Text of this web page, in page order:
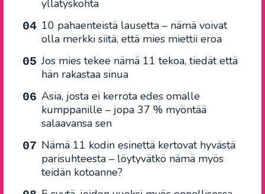
yllätyskohta
10 pahaenteistä lausetta – nämä voivat
olla merkki siitä, että mies miettii eroa
Jos mies tekee nämä 11 tekoa, tiedät että
hän rakastaa sinua
Asia, josta ei kerrota edes omalle
kumppanille – jopa 37 % myöntää
salaavansa sen
Nämä 11 kodin esinettä kertovat hyvästä
parisuhteesta – löytyvätkö nämä myös
teidän kotoanne?